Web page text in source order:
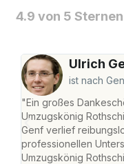
4.9 von 5 Sternen
Ulrich
ist nach
"Ein großes
Umzugskönig
Genf verlief
professionellen
Umzugskönig